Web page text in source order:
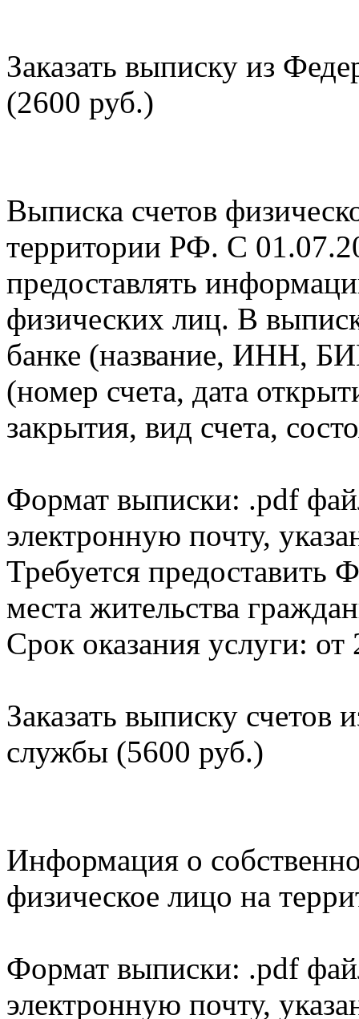
Заказать выписку из
(2600 руб.)
Выписка счетов
территории РФ. С
предоставлять
физических лиц. В
банке (название, ИНН,
(номер счета, дата
закрытия, вид счета,
Формат выписки: .pdf
электронную почту,
Требуется
места жительства
Срок оказания услуги: от
Заказать выписку счетов
службы (5600 руб.)
Информация о
физическое лицо на
Формат выписки: .pdf
электронную почту,